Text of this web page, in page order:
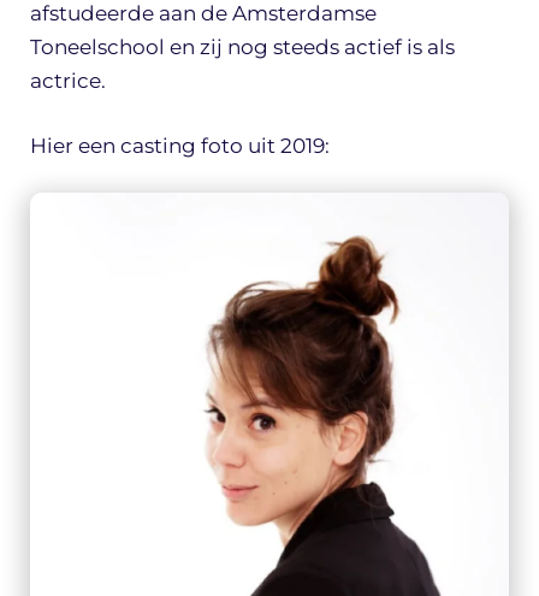
afstudeerde aan de Amsterdamse
Toneelschool en zij nog steeds actief is als
actrice.
Hier een casting foto uit 2019: